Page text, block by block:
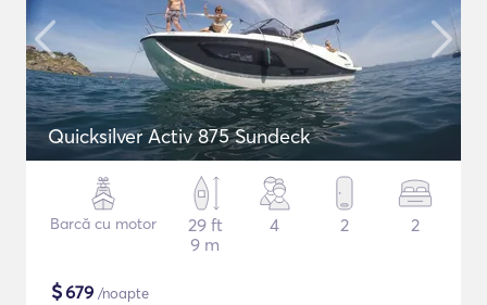
Quicksilver Activ 875 Sundeck
Barcă cu motor
29 ft
9 m
4 2 2
$679 /noapte